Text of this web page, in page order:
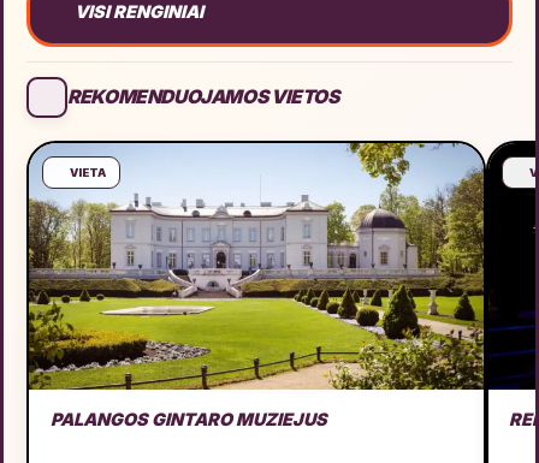
VISI RENGINIAI
REKOMENDUOJAMOS VIETOS
VIETA
PALANGOS GINTARO MUZIEJUS